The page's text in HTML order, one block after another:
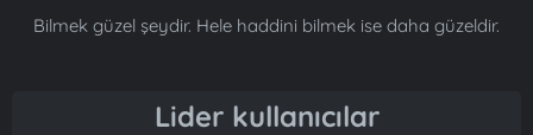
Bilmek güzel şeydir. Hele haddini bilmek ise daha güzeldir.
Lider kullanıcılar